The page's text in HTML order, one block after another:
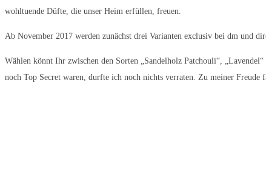
wohltuende Düfte, die unser Heim erfüllen, freuen.
Ab November 2017 werden zunächst drei Varianten exclusiv bei dm und
Wählen könnt Ihr zwischen den Sorten „Sandelholz Patchouli“,
noch Top Secret waren, durfte ich noch nichts verraten. Zu meiner